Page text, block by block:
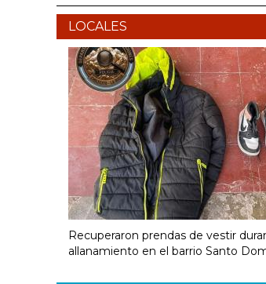
LOCALES
Recuperaron prendas de vestir
allanamiento en el barrio Santo